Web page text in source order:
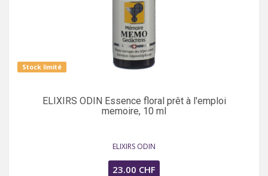
Stock limité
ELIXIRS ODIN Essence floral prêt à l'emploi
memoire, 10 ml
ELIXIRS ODIN
23.00 CHF